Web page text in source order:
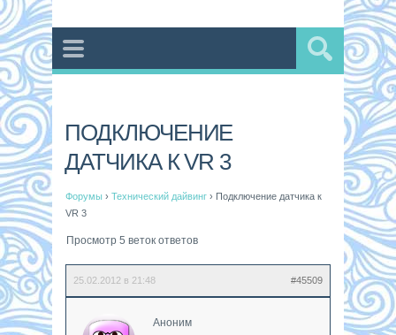
ПОДКЛЮЧЕНИЕ
ДАТЧИКА К VR 3
Форумы › Технический дайвинг › Подключение датчика к
VR 3
Просмотр 5 веток ответов
25.02.2012 в 21:48 #45509
Аноним